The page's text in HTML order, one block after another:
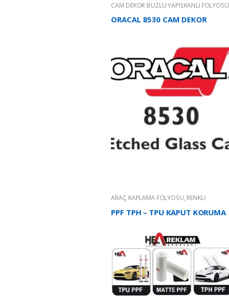
CAM DEKOR BUZLU YAPIŞKANLI FOLYOSU
ORACAL RENKLİ YAPIŞKANLI KESİM
FOLYOLARI ,RENKLİ YAPIŞKANLI FOLYO
ORACAL 8530 CAM DEKOR
ARAÇ KAPLAMA FOLYOSU, RENKLİ
YAPIŞKANLI FOLYO
PPF TPH – TPU KAPUT KORUMA